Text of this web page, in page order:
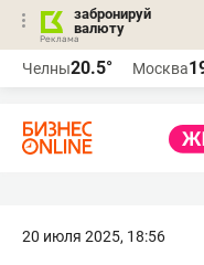
забронируй
валюту
Челны20.5° Москва
20 июля 2025, 18:56